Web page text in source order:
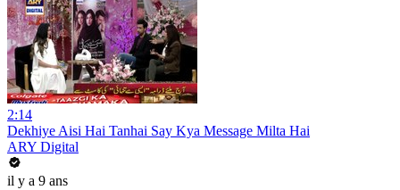
2:14
Dekhiye Aisi Hai Tanhai Say Kya Message Milta Hai
ARY Digital
il y a 9 ans